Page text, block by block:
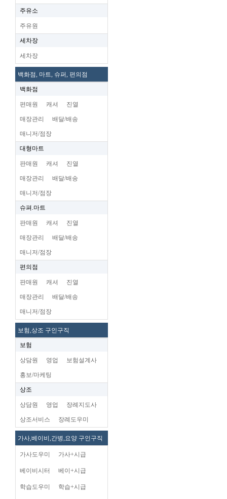
주유소
주유원
세차장
세차장
백화점, 마트, 슈퍼, 편의점
백화점
편매원 캐셔 진열
매장관리 배달/배송
매니저/점장
대형마트
판매원 캐셔 진열
매장관리 배달/배송
매니저/점장
슈펴.마트
판매원 캐셔 진열
매장관리 배달/배송
매니저/점장
편의점
판매원 캐셔 진열
매장관리 배달/배송
매니저/점장
보험,상조 구인구직
보험
상담원 영업 보험설계사
홍보/마케팅
상조
상담원 영업 장례지도사
상조서비스 장례도우미
가사,베이비,간병,요양 구인구직
가사도우미 가사+시급
베이비시터 베이+시급
학습도우미 학습+시급